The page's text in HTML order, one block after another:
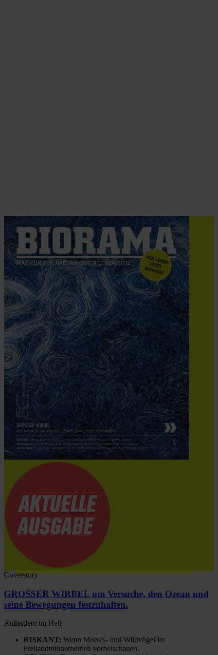
Coverstory
GROSSER WIRBEL um Versuche, den Ozean und
seine Bewegungen festzuhalten.
Außerdem im Heft
RISKANT: Wenn Meeres- und Wildvögel im
Freilandhühnerbetrieb vorbeischauen.